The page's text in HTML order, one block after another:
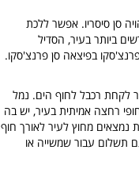
סן סיסריו. אפשר ללכת
ביותר בעיר, הסדיל
כדאי לבקר בכנסיית סן פרנצ'סקו בפיצאה סן פרנצ'סקו.
לקחת רכבל לחוף הים. נמל
רחצה אמיתית בעיר, יש בה
נמצאים מחוץ לעיר לאורך חוף
תשלום עבור שמשייה או